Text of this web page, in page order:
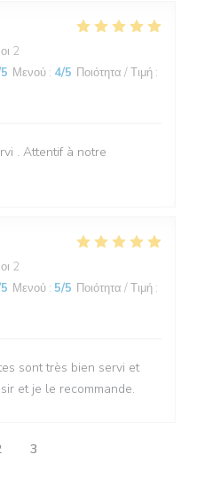
2
Μενού : 4/5 Ποιότητα / Τιμή :
. Attentif à notre
2
Μενού : 5/5 Ποιότητα / Τιμή :
sont très bien servi et
et je le recommande.
3